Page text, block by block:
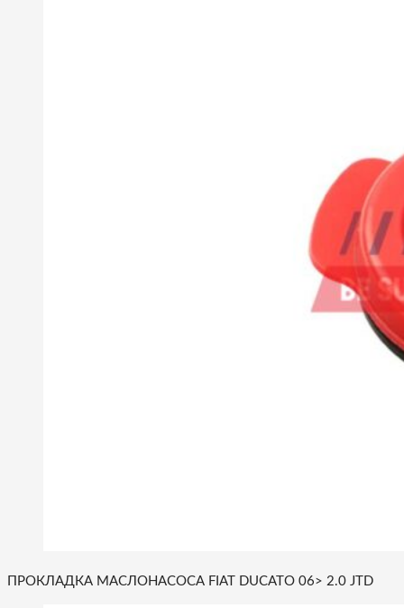
ПРОКЛАДКА МАСЛОНАСОСА FIAT DUCATO 06> 2.0 JTD